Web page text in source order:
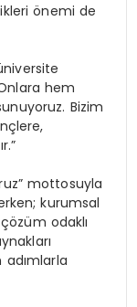
önemi de
hem
Bizim
mottosuyla
kurumsal
odaklı